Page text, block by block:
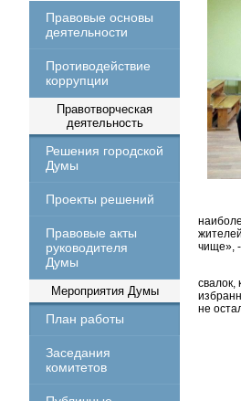
Правовые основы
деятельности
Противодействие
коррупции
Правотворческая
деятельность
Решения городской
Думы
Проекты решений
Правовые акты
руководителя
Думы
Мероприятия Думы
План работы
Заседания
комитетов
чище»,
свалок,
не